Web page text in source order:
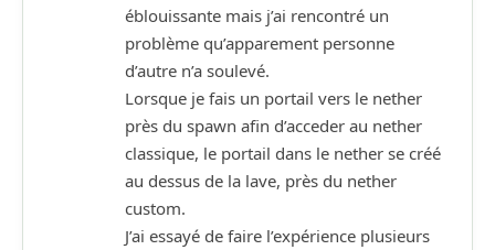
éblouissante mais j’ai rencontré un
problème qu’apparement personne
d’autre n’a soulevé.
Lorsque je fais un portail vers le nether
près du spawn afin d’acceder au nether
classique, le portail dans le nether se créé
au dessus de la lave, près du nether
custom.
J’ai essayé de faire l’expérience plusieurs